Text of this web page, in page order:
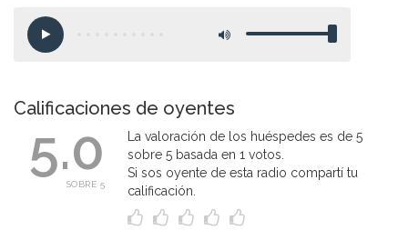
Calificaciones de oyentes
5.0
SOBRE 5
La valoración de los huéspedes es de 5
sobre 5 basada en 1 votos.
Si sos oyente de esta radio compartí tu
calificación.